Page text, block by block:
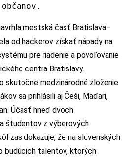
mestská časť Bratislava–
od hackerov získať nápady na
pre riadenie a povoľovanie
centra Bratislavy.
skutočne medzinárodné zloženie
sa prihlásili aj Češi, Maďari,
Účasť hneď dvoch
študentov z výberových
zas dokazuje, že na slovenských
budúcich talentov, ktorých